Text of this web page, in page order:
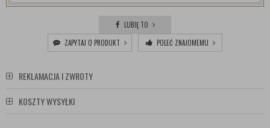
LUBIĘ TO
ZAPYTAJ O PRODUKT
POLEĆ ZNAJOMEMU
REKLAMACJA I ZWROTY
KOSZTY WYSYŁKI